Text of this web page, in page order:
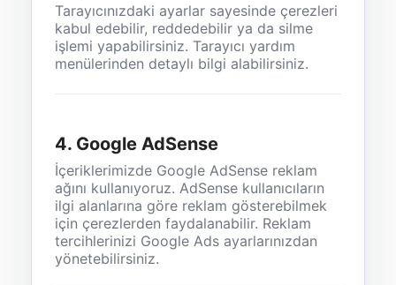
Tarayıcınızdaki ayarlar sayesinde çerezleri
kabul edebilir, reddedebilir ya da silme
işlemi yapabilirsiniz. Tarayıcı yardım
menülerinden detaylı bilgi alabilirsiniz.
4. Google AdSense
İçeriklerimizde Google AdSense reklam
ağını kullanıyoruz. AdSense kullanıcıların
ilgi alanlarına göre reklam gösterebilmek
için çerezlerden faydalanabilir. Reklam
tercihlerinizi Google Ads ayarlarınızdan
yönetebilirsiniz.